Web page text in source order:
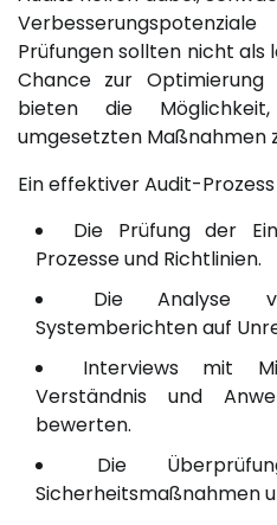
Prüfungen sollten nicht als
Chance zur Optimierung
bieten die
umgesetzten Maßnahmen
Ein effektiver Audit-
Die Prüfung der
Prozesse und Richtlinien.
Die Analyse
Systemberichten auf
Interviews mit
Verständnis und
bewerten.
Die
Sicherheitsmaßnahmen